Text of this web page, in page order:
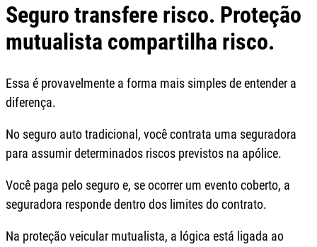
Seguro transfere risco. Proteção
mutualista compartilha risco.
Essa é provavelmente a forma mais simples de entender a
diferença.
No seguro auto tradicional, você contrata uma seguradora
para assumir determinados riscos previstos na apólice.
Você paga pelo seguro e, se ocorrer um evento coberto, a
seguradora responde dentro dos limites do contrato.
Na proteção veicular mutualista, a lógica está ligada ao